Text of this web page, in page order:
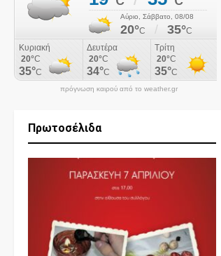
πρόγνωση καιρού από το weather.gr
Πρωτοσέλιδα